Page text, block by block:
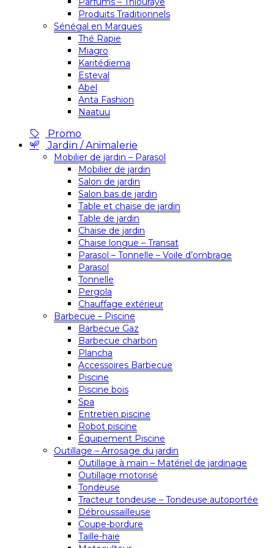
Produits Traditionnels
Sénégal en Marques
Thé Rapie
Miagro
Karitédiema
Esteval
Abel
Anta Fashion
Naatuu
Promo
Jardin / Animalerie
Mobilier de jardin – Parasol
Mobilier de jardin
Salon de jardin
Salon bas de jardin
Table et chaise de jardin
Table de jardin
Chaise de jardin
Chaise longue – Transat
Parasol – Tonnelle – Voile d’ombrage
Parasol
Tonnelle
Pergola
Chauffage extérieur
Barbecue – Piscine
Barbecue Gaz
Barbecue charbon
Plancha
Accessoires Barbecue
Piscine
Piscine bois
Spa
Entretien piscine
Robot piscine
Équipement Piscine
Outillage – Arrosage du jardin
Outillage à main – Matériel de jardinage
Outillage motorisé
Tondeuse
Tracteur tondeuse – Tondeuse autoportée
Débroussailleuse
Coupe-bordure
Taille-haie